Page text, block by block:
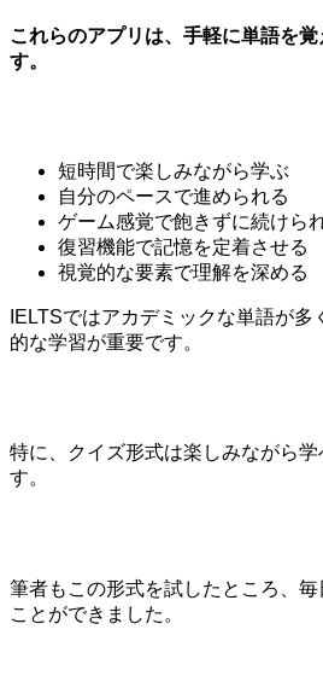
これらのアプリは、手軽に単語を
す。
短時間で楽しみながら学ぶ
自分のペースで進められる
ゲーム感覚で飽きずに続けら
復習機能で記憶を定着させる
視覚的な要素で理解を深める
IELTSではアカデミックな単語が
的な学習が重要です。
特に、クイズ形式は楽しみながら
す。
筆者もこの形式を試したところ、
ことができました。